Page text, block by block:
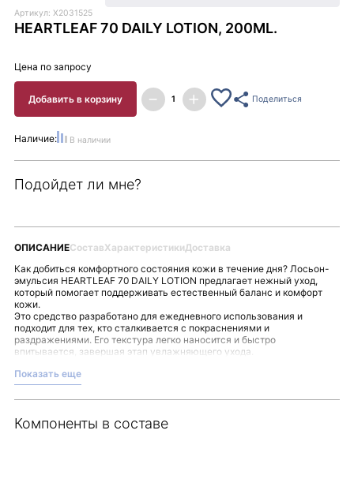
Артикул: X2031525
HEARTLEAF 70 DAILY LOTION, 200ML.
Цена по запросу
Добавить в корзину Поделиться
Наличие: В наличии
Подойдет ли мне?
ОПИСАНИЕСоставХарактеристикиДоставка
Как добиться комфортного состояния кожи в течение дня? Лосьон-
эмульсия HEARTLEAF 70 DAILY LOTION предлагает нежный уход,
который помогает поддерживать естественный баланс и комфорт
кожи.
Это средство разработано для ежедневного использования и
подходит для тех, кто сталкивается с покраснениями и
раздражениями. Его текстура легко наносится и быстро
впитывается, завершая этап увлажняющего ухода.
Увлажняет и смягчает кожу
Поддерживает барьерную функцию, защищая от потери влаги.
Помогает уменьшать покраснения и раздражения.
Показать еще
Компоненты в составе